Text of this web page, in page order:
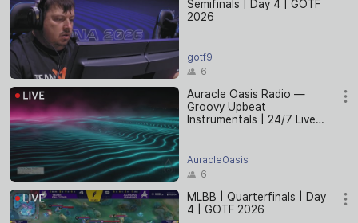
Semifinals | Day 4 | GOTF
2026
gotf9
6
Auracle Oasis Radio —
Groovy Upbeat
Instrumentals | 24/7 Live
AuracleOasis
6
MLBB | Quarterfinals | Day
4 | GOTF 2026